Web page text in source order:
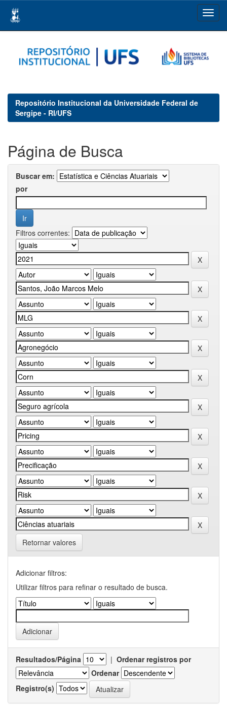
navigation
Repositório Institucional da Universidade Federal de
Sergipe - RI/UFS
Página de Busca
Buscar em:
por
Filtros correntes:
Retornar valores
Adicionar filtros:
Utilizar filtros para refinar o resultado de busca.
Resultados/Página | Ordenar registros por
Ordenar
Registro(s)